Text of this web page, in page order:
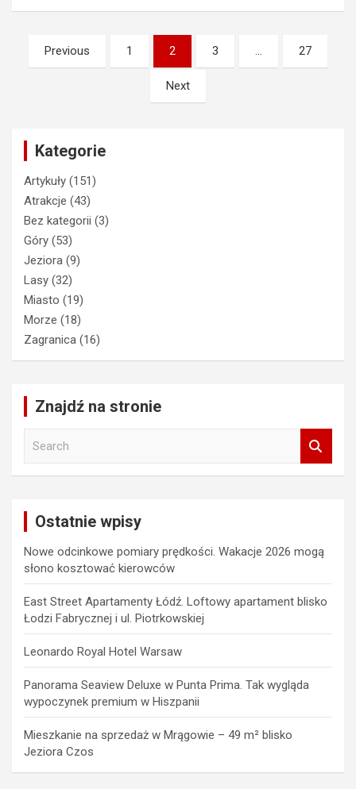
Stronicowanie
wpisów
Previous 1 2 3 … 27
Next
Kategorie
Artykuły (151)
Atrakcje (43)
Bez kategorii (3)
Góry (53)
Jeziora (9)
Lasy (32)
Miasto (19)
Morze (18)
Zagranica (16)
Znajdź na stronie
Ostatnie wpisy
Nowe odcinkowe pomiary prędkości. Wakacje 2026 mogą
słono kosztować kierowców
East Street Apartamenty Łódź. Loftowy apartament blisko
Łodzi Fabrycznej i ul. Piotrkowskiej
Leonardo Royal Hotel Warsaw
Panorama Seaview Deluxe w Punta Prima. Tak wygląda
wypoczynek premium w Hiszpanii
Mieszkanie na sprzedaż w Mrągowie – 49 m² blisko
Jeziora Czos